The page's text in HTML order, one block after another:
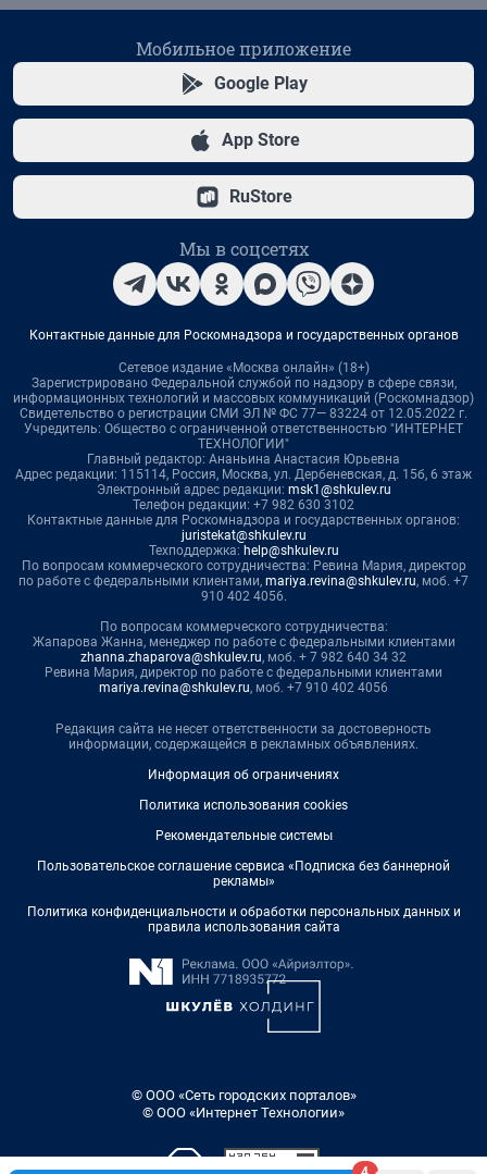
Мобильное приложение
Google Play
App Store
RuStore
Мы в соцсетях
Контактные данные для Роскомнадзора и государственных органов
Сетевое издание «Москва онлайн» (18+)
Зарегистрировано Федеральной службой по надзору в сфере связи,
информационных технологий и массовых коммуникаций (Роскомнадзор)
Свидетельство о регистрации СМИ ЭЛ № ФС 77— 83224 от 12.05.2022 г.
Учредитель: Общество с ограниченной ответственностью "ИНТЕРНЕТ
ТЕХНОЛОГИИ"
Главный редактор: Ананьина Анастасия Юрьевна
Адрес редакции: 115114, Россия, Москва, ул. Дербеневская, д. 15б, 6 этаж
Электронный адрес редакции: msk1@shkulev.ru
Телефон редакции: +7 982 630 3102
Контактные данные для Роскомнадзора и государственных органов:
juristekat@shkulev.ru
Техподдержка: help@shkulev.ru
По вопросам коммерческого сотрудничества: Ревина Мария, директор
по работе с федеральными клиентами, mariya.revina@shkulev.ru, моб. +7
910 402 4056.
По вопросам коммерческого сотрудничества:
Жапарова Жанна, менеджер по работе с федеральными клиентами
zhanna.zhaparova@shkulev.ru, моб. + 7 982 640 34 32
Ревина Мария, директор по работе с федеральными клиентами
mariya.revina@shkulev.ru, моб. +7 910 402 4056
Редакция сайта не несет ответственности за достоверность
информации, содержащейся в рекламных объявлениях.
Информация об ограничениях
Политика использования cookies
Рекомендательные системы
Пользовательское соглашение сервиса «Подписка без баннерной
рекламы»
Политика конфиденциальности и обработки персональных данных и
правила использования сайта
© ООО «Сеть городских порталов»
© ООО «Интернет Технологии»